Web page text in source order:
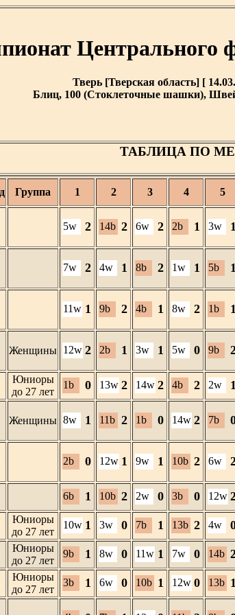
Центрального
Тверь [Тверская область] [
Блиц, 100 (Стоклеточные шашки),
ТАБЛИЦА ПО
Группа 1 2 3 4 5
5w 2 14b 2 6w 2 2b 1 3w 1
7w 2 4w 1 8b 2 1w 1 5b 1
11w 1 9b 2 4b 1 8w 2 1b 1
Женщины 12w 2 2b 1 3w 1 5w 0 9b
Юниоры
до 27 лет
1b 0 13w 2 14w 2 4b 2 2w 1
Женщины 8w 1 11b 2 1b 0 14w 2 7b
2b 0 12w 1 9w 1 10b 2 6w
6b 1 10b 2 2w 0 3b 0 12w
Юниоры
до 27 лет
10w 1 3w 0 7b 1 13b 2 4w
Юниоры
до 27 лет
9b 1 8w 0 11w 1 7w 0 14b
Юниоры
до 27 лет
3b 1 6w 0 10b 1 12w 0 13b 1